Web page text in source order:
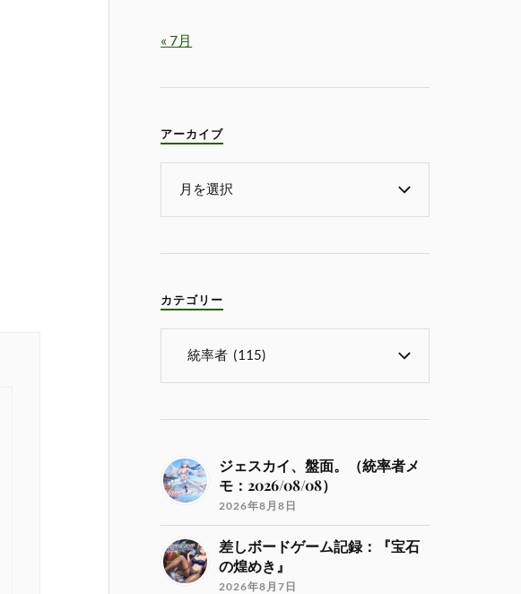
« 7月
アーカイブ
カテゴリー
ジェスカイ、盤面。（統率者メ
モ：2026/08/08）
2026年8月8日
差しボードゲーム記録：『宝石
の煌めき』
2026年8月7日